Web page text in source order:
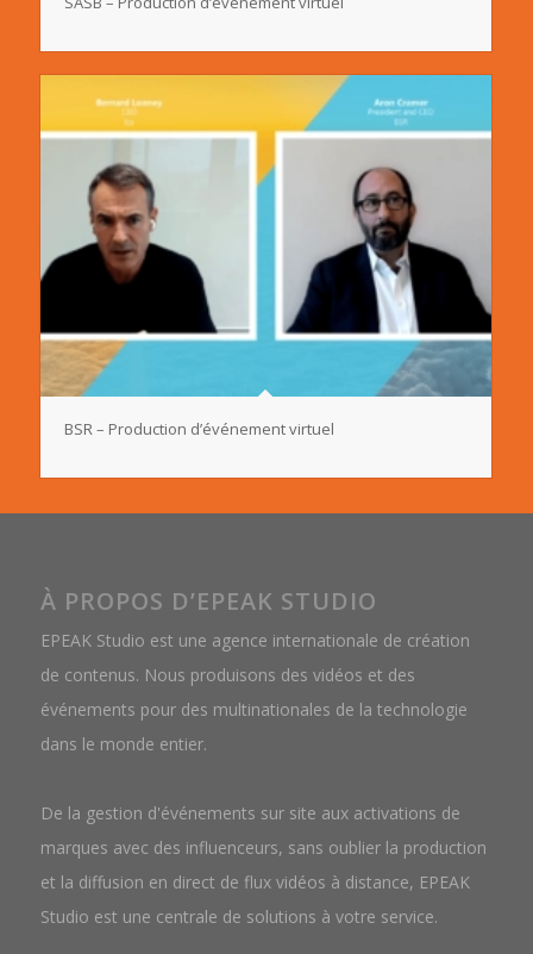
BSR – Production d’événement virtuel
À PROPOS D’EPEAK STUDIO
EPEAK Studio est une agence internationale de création
de contenus. Nous produisons des vidéos et des
événements pour des multinationales de la technologie
dans le monde entier.
De la gestion d'événements sur site aux activations de
marques avec des influenceurs, sans oublier la production
et la diffusion en direct de flux vidéos à distance, EPEAK
Studio est une centrale de solutions à votre service.